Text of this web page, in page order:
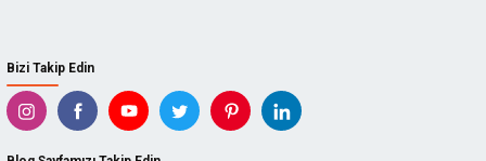
Bizi Takip Edin